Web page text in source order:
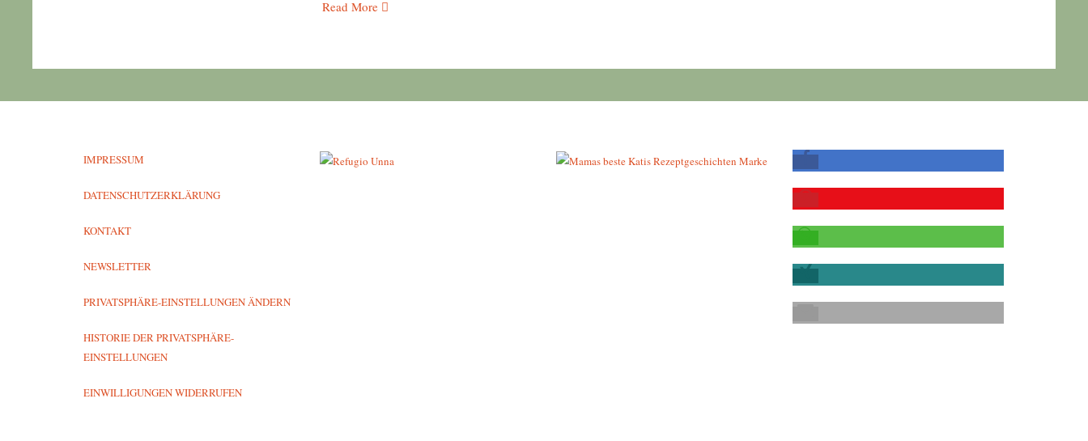
Read More
IMPRESSUM
DATENSCHUTZERKLÄRUNG
KONTAKT
NEWSLETTER
PRIVATSPHÄRE-EINSTELLUNGEN ÄNDERN
HISTORIE DER PRIVATSPHÄRE-
EINSTELLUNGEN
EINWILLIGUNGEN WIDERRUFEN